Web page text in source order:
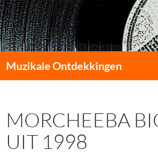
Muzikale Ontdekkingen
INHOUD
MORCHEEBA
UIT 1998